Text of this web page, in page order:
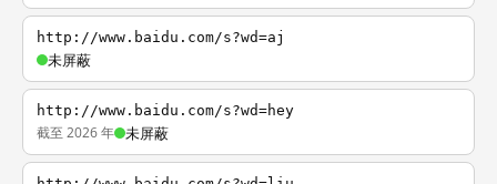
http://www.baidu.com/s?wd=aj
未屏蔽
http://www.baidu.com/s?wd=hey
截至 2026 年 未屏蔽